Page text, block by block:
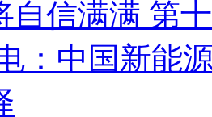
自信满满 第
：中国新能